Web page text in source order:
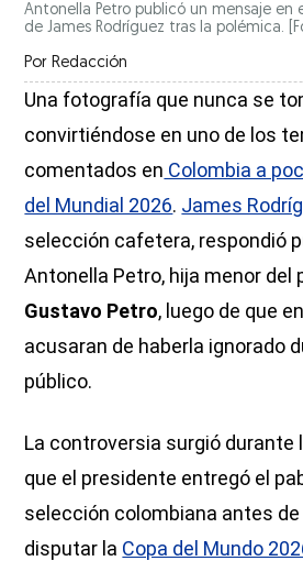
Antonella Petro publicó un mensaje en
de James Rodríguez tras la polémica.
Por Redacción
Una fotografía que nunca se
convirtiéndose en uno de los
comentados en Colombia a
del Mundial 2026. James
selección cafetera, respondió
Antonella Petro, hija menor del
Gustavo Petro, luego de que
acusaran de haberla ignorado
público.
La controversia surgió durante
que el presidente entregó el
selección colombiana antes de
disputar la Copa del Mundo